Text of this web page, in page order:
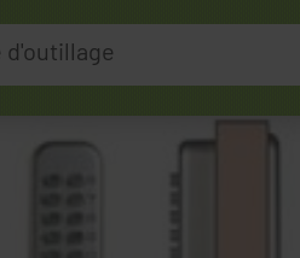
d'outillage